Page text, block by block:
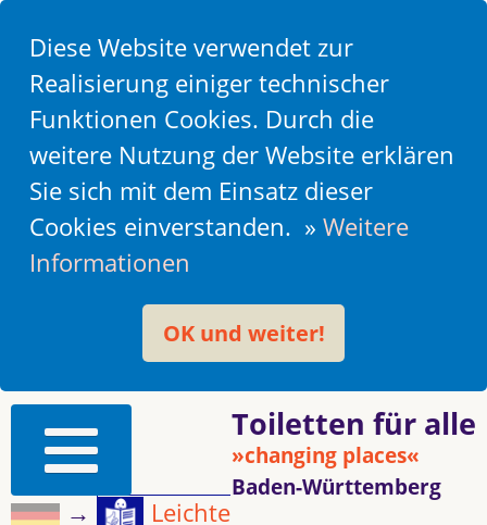
Diese Website verwendet zur
Realisierung einiger technischer
Funktionen Cookies. Durch die
weitere Nutzung der Website erklären
Sie sich mit dem Einsatz dieser
Cookies einverstanden. » Weitere
Informationen
OK und weiter!
Toiletten für alle
»changing places«
Baden-Württemberg
→
Leichte